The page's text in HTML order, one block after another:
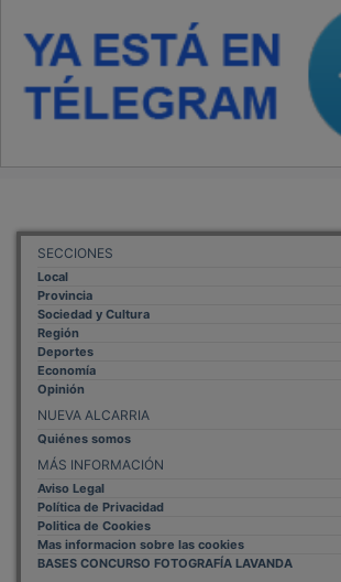
SECCIONES
Local
Provincia
Sociedad y Cultura
Región
Deportes
Economía
Opinión
NUEVA ALCARRIA
Quiénes somos
MÁS INFORMACIÓN
Aviso Legal
Política de Privacidad
Politica de Cookies
Mas informacion sobre las cookies
BASES CONCURSO FOTOGRAFÍA LAVANDA